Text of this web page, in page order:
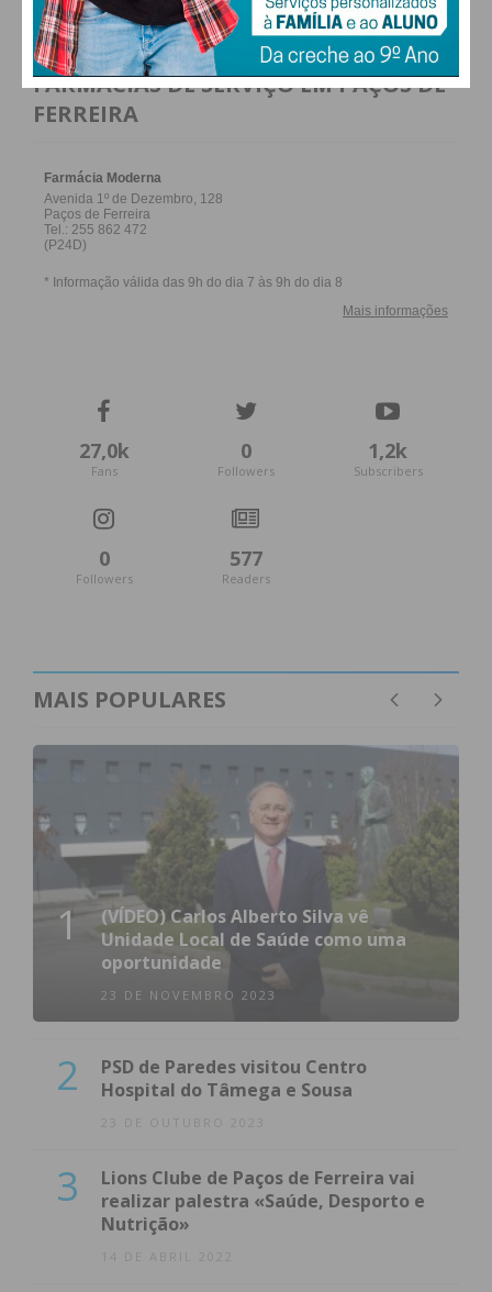
distrito e da Área Metropolitana do Porto que
fabricam os seus próprios croissants. Em maio, a
Escola de Hotelaria e Turismo do Porto acolheu a
prova técnica de apuramento que selecionou os
dez finalistas que competiram esta semana pelo
Os dez finalistas de 2026 foram a Allegro
Confeitarias (Porto), Bolos do Folheta (Póvoa de
Varzim), Confeitaria Nova Real (Porto), Crescente
Padaria Artesanal (Santa Maria da Feira), Doce Alto
do Couto (Vila Nova de Gaia), Nougat Pâtisserie
(Paços de Ferreira) e O Pasteleiro (Vila do Conde).
Subscreva a newsletter do
Imediato
atualizada.
Eu li e concordo com os
termos e
condições
FARMACIAS DE SERVIÇO EM PAÇOS DE
FERREIRA
27,0k
Fans
0
Followers
1,2k
Subscribers
0
Followers
577
Readers
MAIS POPULARES
1
(VÍDEO) Carlos Alberto Silva vê
Unidade Local de Saúde como uma
oportunidade
23 DE NOVEMBRO 2023
2
PSD de Paredes visitou Centro
Hospital do Tâmega e Sousa
23 DE OUTUBRO 2023
3
Lions Clube de Paços de Ferreira vai
realizar palestra «Saúde, Desporto e
Nutrição»
14 DE ABRIL 2022